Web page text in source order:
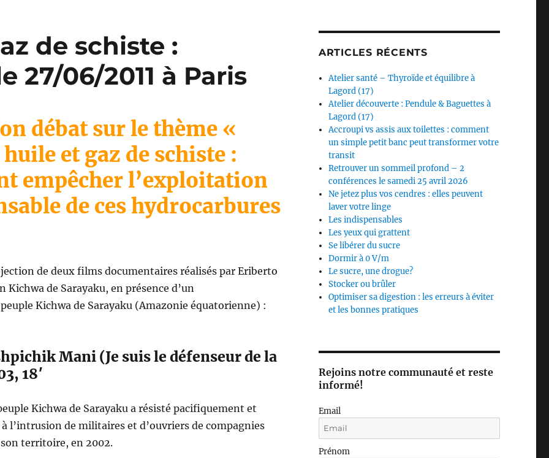
de schiste :
27/06/2011 à Paris
débat sur le thème «
et gaz de schiste :
empêcher l’exploitation
de ces hydrocarbures
de deux films documentaires réalisés par Eriberto
Kichwa de Sarayaku, en présence d’un
Kichwa de Sarayaku (Amazonie équatorienne) :
Mani (Je suis le défenseur de la
18′
Kichwa de Sarayaku a résisté pacifiquement et
l’intrusion de militaires et d’ouvriers de compagnies
territoire, en 2002.
ARTICLES RÉCENTS
Atelier santé – Thyroïde et équilibre à
Lagord (17)
Atelier découverte : Pendule & Baguettes à
Lagord (17)
Accroupi vs assis aux toilettes : comment
un simple petit banc peut transformer votre
transit
Retrouver un sommeil profond – 2
conférences le samedi 25 avril 2026
Ne jetez plus vos cendres : elles peuvent
laver votre linge
Les indispensables
Les yeux qui grattent
Se libérer du sucre
Dormir à 0 V/m
Le sucre, une drogue?
Stocker ou brûler
Optimiser sa digestion : les erreurs à éviter
et les bonnes pratiques
Rejoins notre communauté et reste
informé!
Email
Prénom